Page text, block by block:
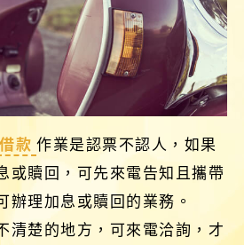
款 作業是認票不認人，如果
或贖回，可先來電告知且攜帶
辦理加息或贖回的業務。
清楚的地方，可來電洽詢，才